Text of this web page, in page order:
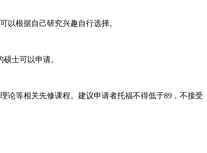
根据自己研究兴趣自行选择。
士可以申请。
等相关先修课程。建议申请者托福不得低于89，不接受